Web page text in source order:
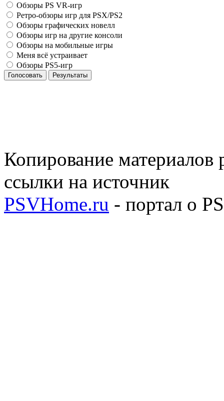
Обзоры PS VR-игр
Ретро-обзоры игр для PSX/PS2
Обзоры графических новелл
Обзоры игр на другие консоли
Обзоры на мобильные игры
Меня всё устраивает
Обзоры PS5-игр
Голосовать Результаты
Копирование материалов
ссылки на источник
PSVHome.ru - портал о